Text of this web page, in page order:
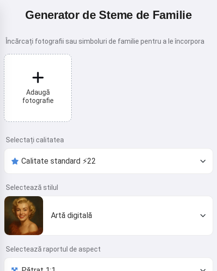
Generator de Steme de Familie
Încărcați fotografii sau simboluri de familie pentru a le încorpora
Adaugă
fotografie
Selectați calitatea
Selectează stilul
Artă digitală
Selectează raportul de aspect